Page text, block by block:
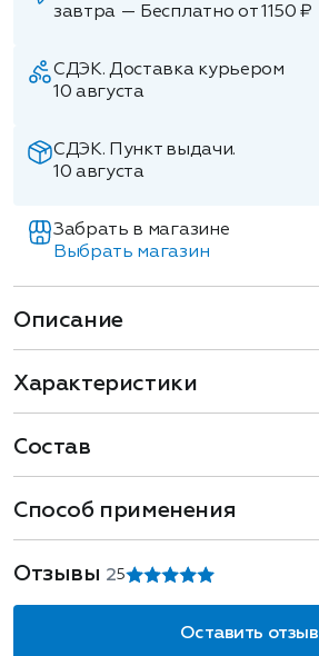
завтра — Бесплатно от 1150 ₽
СДЭК. Доставка курьером
10 августа
СДЭК. Пункт выдачи.
10 августа
Забрать в магазине
Выбрать магазин
Описание
Характеристики
Состав
Способ применения
Отзывы 25
Оставить отзыв